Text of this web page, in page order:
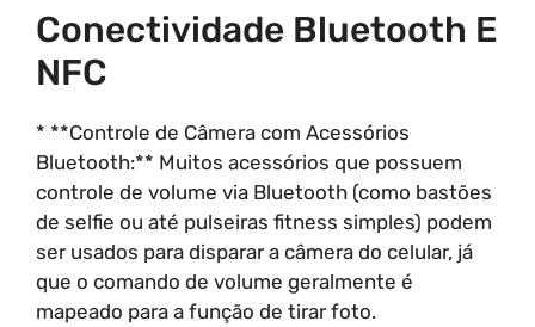
Conectividade Bluetooth E
NFC
* **Controle de Câmera com Acessórios
Bluetooth:** Muitos acessórios que possuem
controle de volume via Bluetooth (como bastões
de selfie ou até pulseiras fitness simples) podem
ser usados para disparar a câmera do celular, já
que o comando de volume geralmente é
mapeado para a função de tirar foto.